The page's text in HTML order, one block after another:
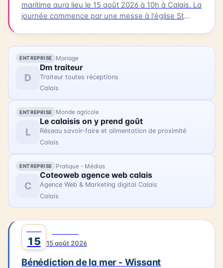
maritime aura lieu le 15 août 2026 à 10h à Calais. La
journée commence par une messe à l'église St
pourrez découvrir des animations, des restaurants
proposant des plats à base de produits de la mer,
des joutes nautiques et des concerts. Accédez
librement au quartier du Courgain maritime pour
découvrir ces animations et profiter de la journée.
ENTREPRISE Mariage
D
Dm traiteur
Traiteur toutes réceptions
Calais
ENTREPRISE Monde agricole
L
Le calaisis on y prend goût
Réseau savoir-faire et alimentation de proximité
Calais
ENTREPRISE Pratique - Médias
C
Coteoweb agence web calais
Agence Web & Marketing digital Calais
Calais
15 15 août 2026
Bénédiction de la mer - Wissant